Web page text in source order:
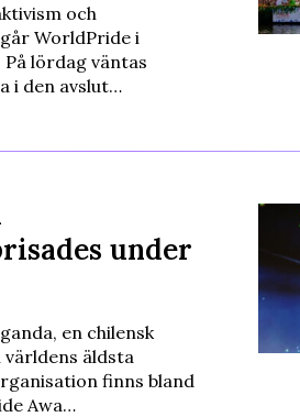
och
WorldPride i
lördag väntas
i den avslut…
under
en chilensk
äldsta
finns bland
Awa…